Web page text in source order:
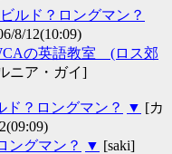
ルド？ロングマン？
8/12(10:09)
の英語教室 (ロス郊
ニア・ガイ]
ド？ロングマン？ ▼ [カ
ングマン？ ▼ [saki]